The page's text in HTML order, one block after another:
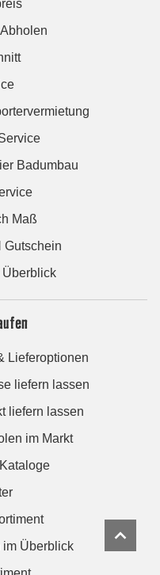
Badumbau
Maß
Gutschein
Lieferoptionen
liefern lassen
liefern lassen
im Markt
im Überblick